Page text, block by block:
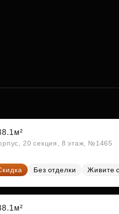
20 секция, 8 этаж, №1465
Без отделки Живите